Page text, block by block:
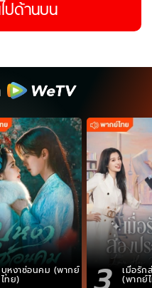
ปด้านบน
บุหงาซ่อนคม (พากย์
ไทย)
เมื่อรัก
(พากย์